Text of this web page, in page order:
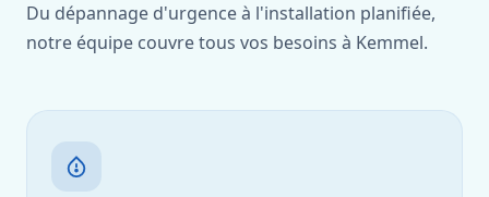
Du dépannage d'urgence à l'installation planifiée,
notre équipe couvre tous vos besoins à Kemmel.